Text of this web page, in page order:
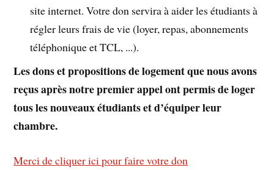
site internet. Votre don servira à aider les étudiants à
régler leurs frais de vie (loyer, repas, abonnements
téléphonique et TCL, ...).
Les dons et propositions de logement que nous avons
reçus après notre premier appel ont permis de loger
tous les nouveaux étudiants et d’équiper leur
chambre.
Merci de cliquer ici pour faire votre don